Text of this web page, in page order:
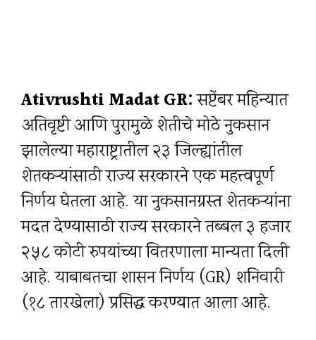
Ativrushti Madat GR:सप्टेंबर महिन्यात
अतिवृष्टी आणि पुरामुळे शेतीचे मोठे नुकसान
झालेल्या महाराष्ट्रातील २३ जिल्ह्यांतील
शेतकऱ्यांसाठी राज्य सरकारने एक महत्त्वपूर्ण
निर्णय घेतला आहे. या नुकसानग्रस्त शेतकऱ्यांना
मदत देण्यासाठी राज्य सरकारने तब्बल ३ हजार
२५८ कोटी रुपयांच्या वितरणाला मान्यता दिली
आहे. याबाबतचा शासन निर्णय (GR) शनिवारी
(१८ तारखेला) प्रसिद्ध करण्यात आला आहे.